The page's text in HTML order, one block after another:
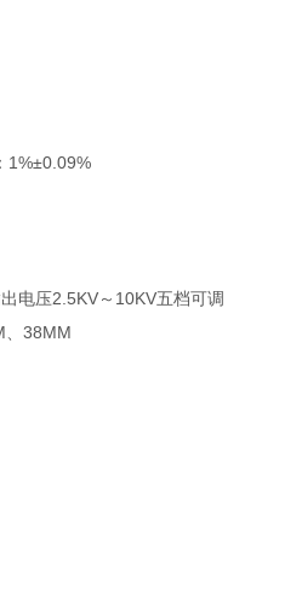
1%±0.09%
电压2.5KV～10KV五档可调
、38MM